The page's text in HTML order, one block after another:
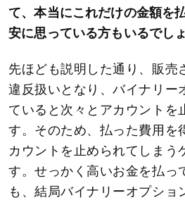
て、本当にこれだけの金額を
安に思っている方もいるでしょ
先ほども説明した通り、販売
違反扱いとなり、バイナリー
ていると次々とアカウントを
す。そのため、払った費用を
カウントを止められてしまう
す。せっかく高いお金を払っ
も、結局バイナリーオプショ